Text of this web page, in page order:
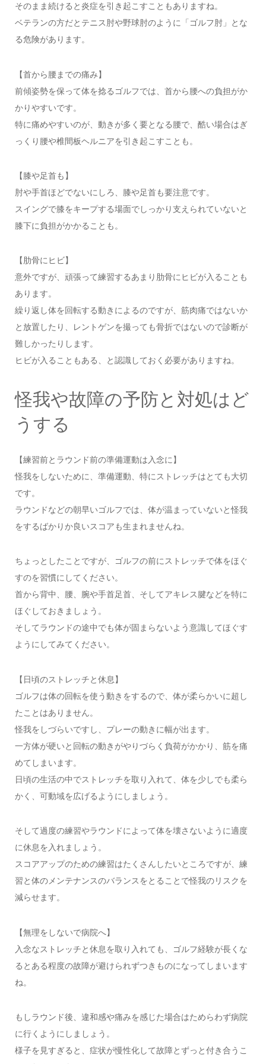
そのまま続けると炎症を引き起こすこともありますね。
ベテランの方だとテニス肘や野球肘のように「ゴルフ肘」とな
る危険があります。
【首から腰までの痛み】
前傾姿勢を保って体を捻るゴルフでは、首から腰への負担がか
かりやすいです。
特に痛めやすいのが、動きが多く要となる腰で、酷い場合はぎ
っくり腰や椎間板ヘルニアを引き起こすことも。
【膝や足首も】
肘や手首ほどでないにしろ、膝や足首も要注意です。
スイングで膝をキープする場面でしっかり支えられていないと
膝下に負担がかかることも。
【肋骨にヒビ】
意外ですが、頑張って練習するあまり肋骨にヒビが入ることも
あります。
繰り返し体を回転する動きによるのですが、筋肉痛ではないか
と放置したり、レントゲンを撮っても骨折ではないので診断が
難しかったりします。
ヒビが入ることもある、と認識しておく必要がありますね。
怪我や故障の予防と対処はど
うする
【練習前とラウンド前の準備運動は入念に】
怪我をしないために、準備運動、特にストレッチはとても大切
です。
ラウンドなどの朝早いゴルフでは、体が温まっていないと怪我
をするばかりか良いスコアも生まれませんね。
ちょっとしたことですが、ゴルフの前にストレッチで体をほぐ
すのを習慣にしてください。
首から背中、腰、腕や手首足首、そしてアキレス腱などを特に
ほぐしておきましょう。
そしてラウンドの途中でも体が固まらないよう意識してほぐす
ようにしてみてください。
【日頃のストレッチと休息】
ゴルフは体の回転を使う動きをするので、体が柔らかいに超し
たことはありません。
怪我をしづらいですし、プレーの動きに幅が出ます。
一方体が硬いと回転の動きがやりづらく負荷がかかり、筋を痛
めてしまいます。
日頃の生活の中でストレッチを取り入れて、体を少しでも柔ら
かく、可動域を広げるようにしましょう。
そして過度の練習やラウンドによって体を壊さないように適度
に休息を入れましょう。
スコアアップのための練習はたくさんしたいところですが、練
習と体のメンテナンスのバランスをとることで怪我のリスクを
減らせます。
【無理をしないで病院へ】
入念なストレッチと休息を取り入れても、ゴルフ経験が長くな
るとある程度の故障が避けられずつきものになってしまいます
ね。
もしラウンド後、違和感や痛みを感じた場合はためらわず病院
に行くようにしましょう。
様子を見すぎると、症状が慢性化して故障とずっと付き合うこ